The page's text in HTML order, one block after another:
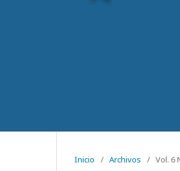
Inicio / Archivos / Vol. 6